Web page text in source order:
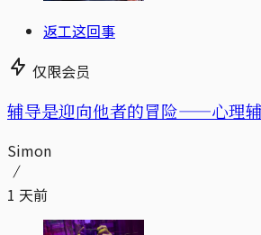
返工这回事
仅限会员
辅导是迎向他者的冒险——心理
Simon
1 天前